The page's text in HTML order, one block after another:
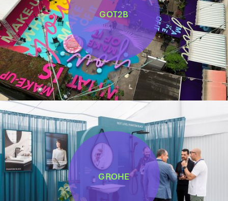
GOT2B
GROHE